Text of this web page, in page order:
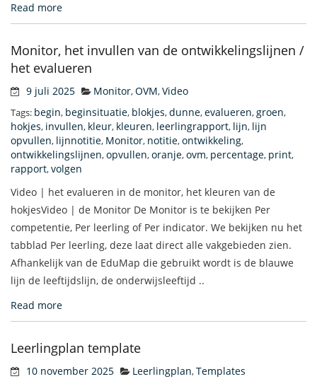
Read more
Monitor, het invullen van de ontwikkelingslijnen /
het evalueren
9 juli 2025 Monitor,OVM,Video
Tags: begin, beginsituatie, blokjes,dunne,evalueren,groen,
hokjes, invullen, kleur, kleuren, leerlingrapport, lijn, lijn
opvullen, lijnnotitie, Monitor, notitie,ontwikkeling,
ontwikkelingslijnen,opvullen,oranje,ovm, percentage, print,
rapport,volgen
Video | het evalueren in de monitor, het kleuren van de
hokjesVideo | de Monitor De Monitor is te bekijken Per
competentie, Per leerling of Per indicator. We bekijken nu het
tabblad Per leerling, deze laat direct alle vakgebieden zien.
Afhankelijk van de EduMap die gebruikt wordt is de blauwe
lijn de leeftijdslijn, de onderwijsleeftijd ..
Read more
Leerlingplan template
10 november 2025 Leerlingplan,Templates